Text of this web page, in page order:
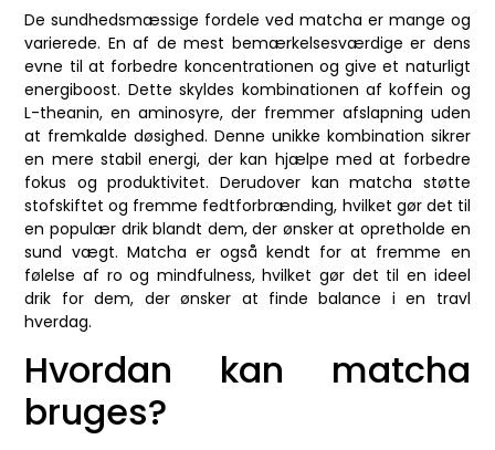
De sundhedsmæssige fordele ved matcha er mange og
varierede. En af de mest bemærkelsesværdige er dens
evne til at forbedre koncentrationen og give et naturligt
energiboost. Dette skyldes kombinationen af koffein og
L-theanin, en aminosyre, der fremmer afslapning uden
at fremkalde døsighed. Denne unikke kombination sikrer
en mere stabil energi, der kan hjælpe med at forbedre
fokus og produktivitet. Derudover kan matcha støtte
stofskiftet og fremme fedtforbrænding, hvilket gør det til
en populær drik blandt dem, der ønsker at opretholde en
sund vægt. Matcha er også kendt for at fremme en
følelse af ro og mindfulness, hvilket gør det til en ideel
drik for dem, der ønsker at finde balance i en travl
hverdag.
Hvordan kan matcha
bruges?